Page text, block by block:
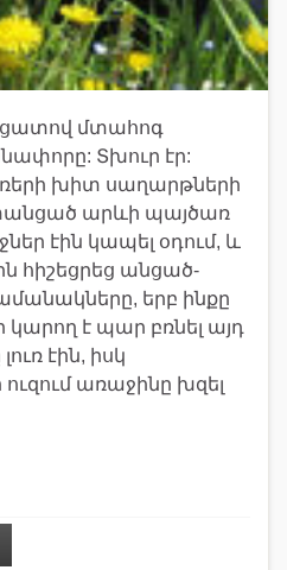
մտահոգ
Տխուր էր:
խիտ սաղարթների
արևի պայծառ
էին կապել օդում, և
հիշեցրեց անցած-
երբ ինքը
կարող է պար բռնել այդ
էին, իսկ
առաջինը խզել